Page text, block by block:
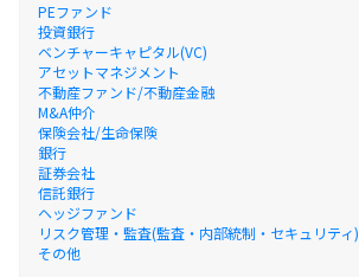
PEファンド
投資銀行
ベンチャーキャピタル(VC)
アセットマネジメント
不動産ファンド/不動産金融
M&A仲介
保険会社/生命保険
銀行
証券会社
信託銀行
ヘッジファンド
リスク管理・監査(監査・内部統制・セキュリティ)
その他